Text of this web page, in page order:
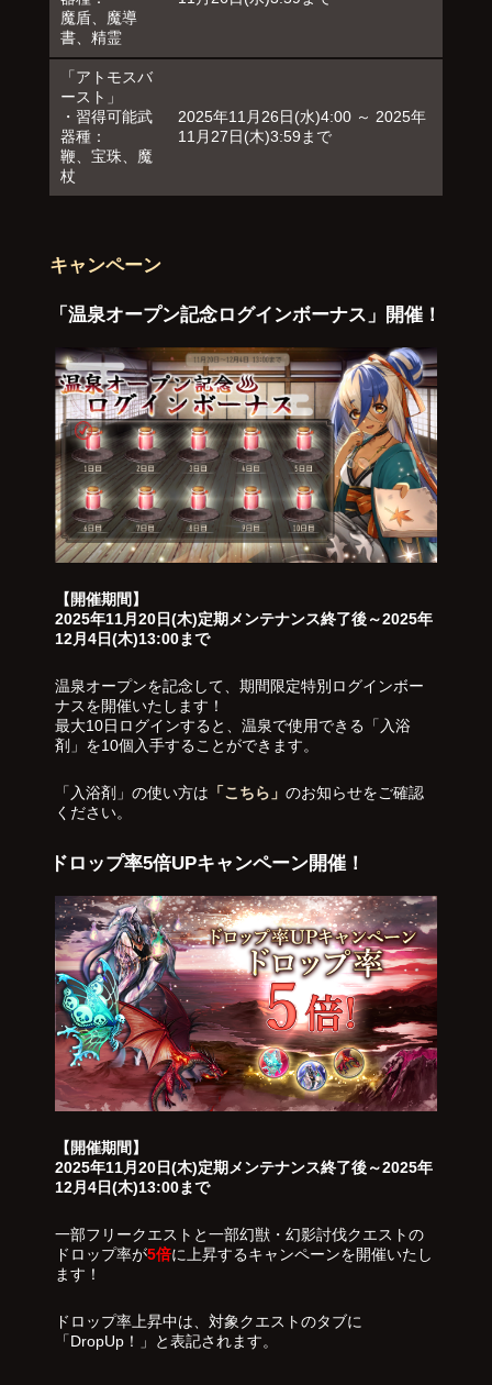
魔盾、魔導
書、精霊
「アトモスバ
ースト」
・習得可能武
器種：
鞭、宝珠、魔
杖
2025年11月26日(水)4:00 ～ 2025年
11月27日(木)3:59まで
キャンペーン
「温泉オープン記念ログインボーナス」開催！
【開催期間】
2025年11月20日(木)定期メンテナンス終了後～2025年
12月4日(木)13:00まで
温泉オープンを記念して、期間限定特別ログインボー
ナスを開催いたします！
最大10日ログインすると、温泉で使用できる「入浴
剤」を10個入手することができます。
「入浴剤」の使い方は 「こちら」 のお知らせをご確認
ください。
ドロップ率5倍UPキャンペーン開催！
【開催期間】
2025年11月20日(木)定期メンテナンス終了後～2025年
12月4日(木)13:00まで
一部フリークエストと一部幻獣・幻影討伐クエストの
ドロップ率が5倍に上昇するキャンペーンを開催いたし
ます！
ドロップ率上昇中は、対象クエストのタブに
「DropUp！」と表記されます。